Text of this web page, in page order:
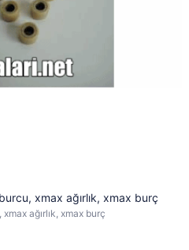
xmax ağırlık, xmax burç
ağırlık, xmax burç